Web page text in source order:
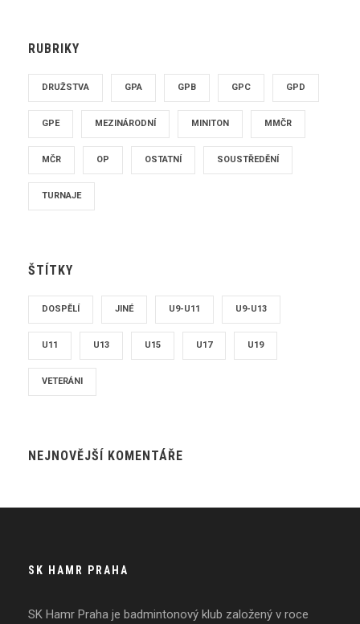
RUBRIKY
DRUŽSTVA GPA GPB GPC GPD
GPE MEZINÁRODNÍ MINITON MMČR
MČR OP OSTATNÍ SOUSTŘEDĚNÍ
TURNAJE
ŠTÍTKY
DOSPĚLÍ JINÉ U9-U11 U9-U13
U11 U13 U15 U17 U19
VETERÁNI
NEJNOVĚJŠÍ KOMENTÁŘE
SK HAMR PRAHA
SK Hamr Praha je badmintonový klub založený v roce